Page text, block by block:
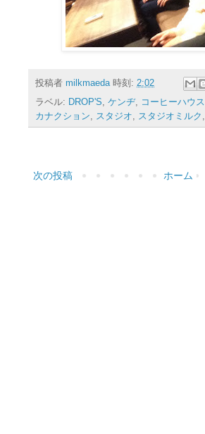
投稿者 milkmaeda 時刻: 2:02
ラベル: DROP'S, ケンヂ, コーヒーハウス
カナクション, スタジオ, スタジオミルク ,
次の投稿 ホーム